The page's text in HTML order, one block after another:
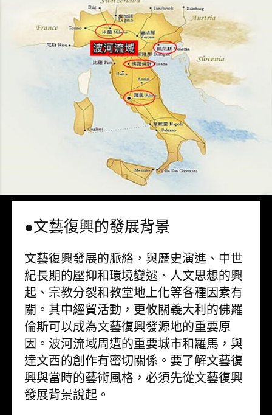
●文藝復興的發展背景
文藝復興發展的脈絡，與歷史演進、中世
紀長期的壓抑和環境變遷、人文思想的興
起、宗教分裂和教堂地上化等各種因素有
關。其中經貿活動，更攸關義大利的佛羅
倫斯可以成為文藝復興發源地的重要原
因。波河流域周遭的重要城市和羅馬，與
達文西的創作有密切關係。要了解文藝復
興與當時的藝術風格，必須先從文藝復興
發展背景說起。